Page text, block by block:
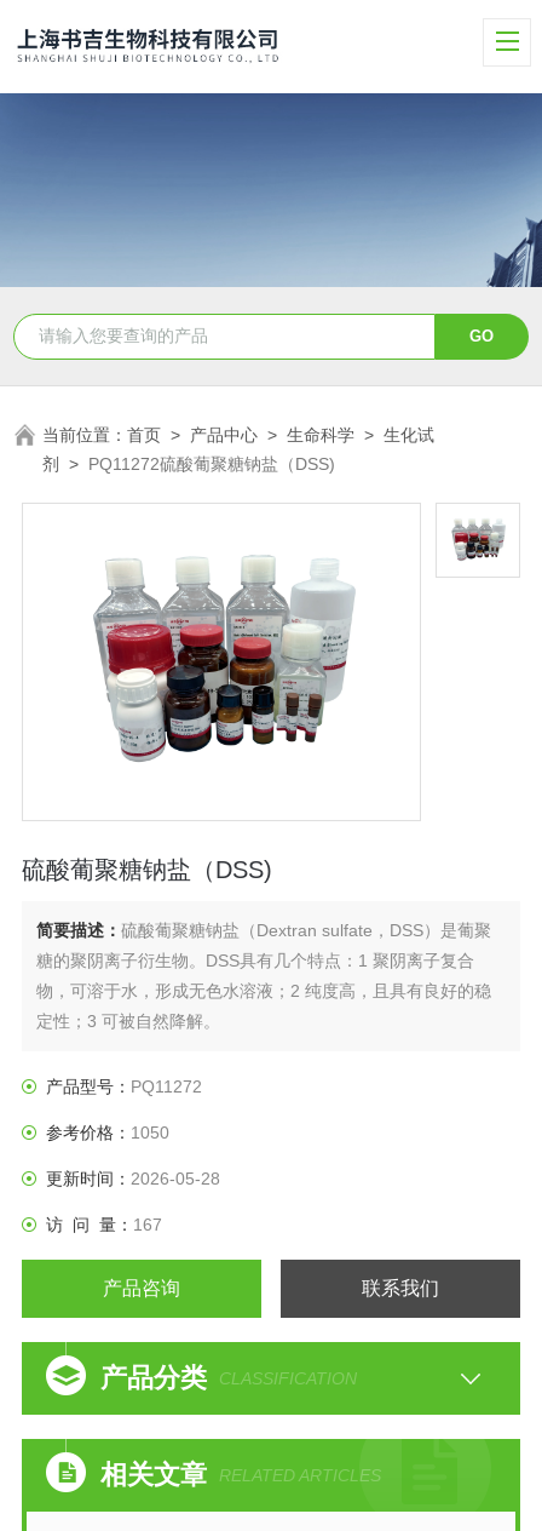
当前位置：首页 > 产品中心 >生命科学 >生化试
剂 > PQ11272硫酸葡聚糖钠盐（DSS)
硫酸葡聚糖钠盐（DSS)
简要描述： 硫酸葡聚糖钠盐（Dextran sulfate，DSS）是葡聚
糖的聚阴离子衍生物。DSS具有几个特点：1 聚阴离子复合
物，可溶于水，形成无色水溶液；2 纯度高，且具有良好的稳
定性；3 可被自然降解。
炎症性肠炎（IBD）是一种慢性、易复发的胃肠道感染，会提升
disease, CD）。
产品型号： PQ11272
参考价格： 1050
更新时间： 2026-05-28
访 问 量： 167
产品咨询 联系我们
产品分类 CLASSIFICATION
相关文章 RELATED ARTICLES